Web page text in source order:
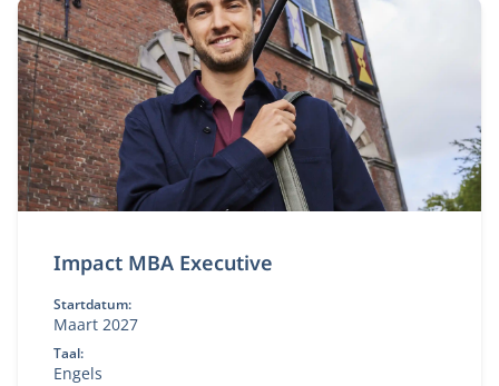
Impact MBA Executive
Startdatum:
Maart 2027
Taal:
Engels